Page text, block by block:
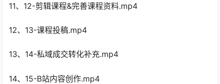
11、12-剪辑课程&完善课程资料.mp4
12、13-课程投稿.mp4
13、14-私域成交转化补充.mp4
14、15-B站内容创作.mp4